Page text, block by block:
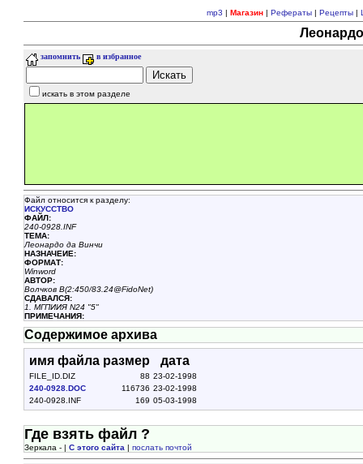
mp3 | Магазин| Рефераты| Рецепты|
запомнить в избранное
искать в этом разделе
Файл относится к разделу:
ИСКУССТВО
ФАЙЛ:
240-0928.INF
ТЕМА:
Леонардо да Винчи
НАЗНАЧЕИЕ:
ФОРМАТ:
Winword
АВТОР:
Волчков В(2:450/83.24@FidoNet)
СДАВАЛСЯ:
1. МГПИИЯ N24 "5"
ПРИМЕЧАHИЯ:
Содержимое архива
имя файла размер дата
FILE_ID.DIZ 88 23-02-1998
240-0928.DOC
116736 23-02-1998
240-0928.INF
169 05-03-1998
Где взять файл ?
Зеркала - |С этого сайта |послать почтой